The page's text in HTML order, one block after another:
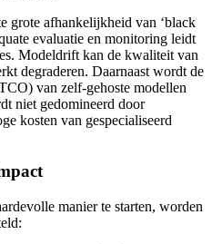
grote afhankelijkheid van ‘black
evaluatie en monitoring leidt
Modeldrift kan de kwaliteit van
degraderen. Daarnaast wordt de
van zelf-gehoste modellen
niet gedomineerd door
kosten van gespecialiseerd
manier te starten, worden